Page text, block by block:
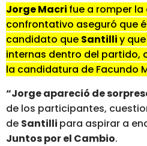
Jorge Macri fue a romper
confrontativo aseguró que
candidato que Santilliy
internas dentro del partido,
la candidatura de Facundo
“Jorge apareció de
de los participantes,
de Santilli para aspirar a
Juntos por el Cambio.